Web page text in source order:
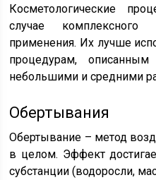
Косметологические
случае комплексного
применения. Их лучше
процедурам,
небольшими и средними
Обертывания
Обертывание – метод
в целом. Эффект
субстанции (водоросли,